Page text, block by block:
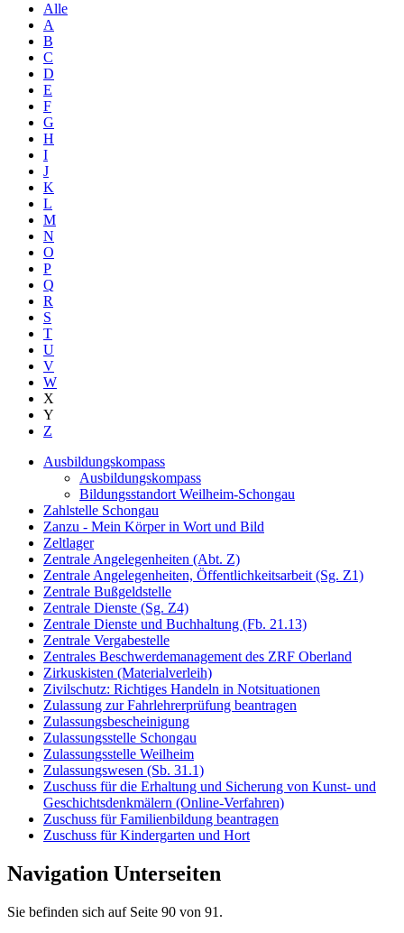
Alle
A
B
C
D
E
F
G
H
I
J
K
L
M
N
O
P
Q
R
S
T
U
V
W
X
Y
Z
Ausbildungskompass
Ausbildungskompass
Bildungsstandort Weilheim-Schongau
Zahlstelle Schongau
Zanzu - Mein Körper in Wort und Bild
Zeltlager
Zentrale Angelegenheiten (Abt. Z)
Zentrale Angelegenheiten, Öffentlichkeitsarbeit (Sg. Z1)
Zentrale Bußgeldstelle
Zentrale Dienste (Sg. Z4)
Zentrale Dienste und Buchhaltung (Fb. 21.13)
Zentrale Vergabestelle
Zentrales Beschwerdemanagement des ZRF Oberland
Zirkuskisten (Materialverleih)
Zivilschutz: Richtiges Handeln in Notsituationen
Zulassung zur Fahrlehrerprüfung beantragen
Zulassungsbescheinigung
Zulassungsstelle Schongau
Zulassungsstelle Weilheim
Zulassungswesen (Sb. 31.1)
Zuschuss für die Erhaltung und Sicherung von Kunst- und
Geschichtsdenkmälern (Online-Verfahren)
Zuschuss für Familienbildung beantragen
Zuschuss für Kindergarten und Hort
Navigation Unterseiten
Sie befinden sich auf Seite 90 von 91.